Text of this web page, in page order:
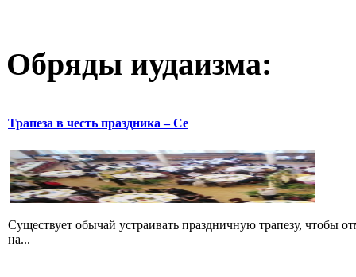
Обряды иудаизма:
Трапеза в честь праздника – Се
Существует обычай устраивать праздничную трапезу, чтобы
на...